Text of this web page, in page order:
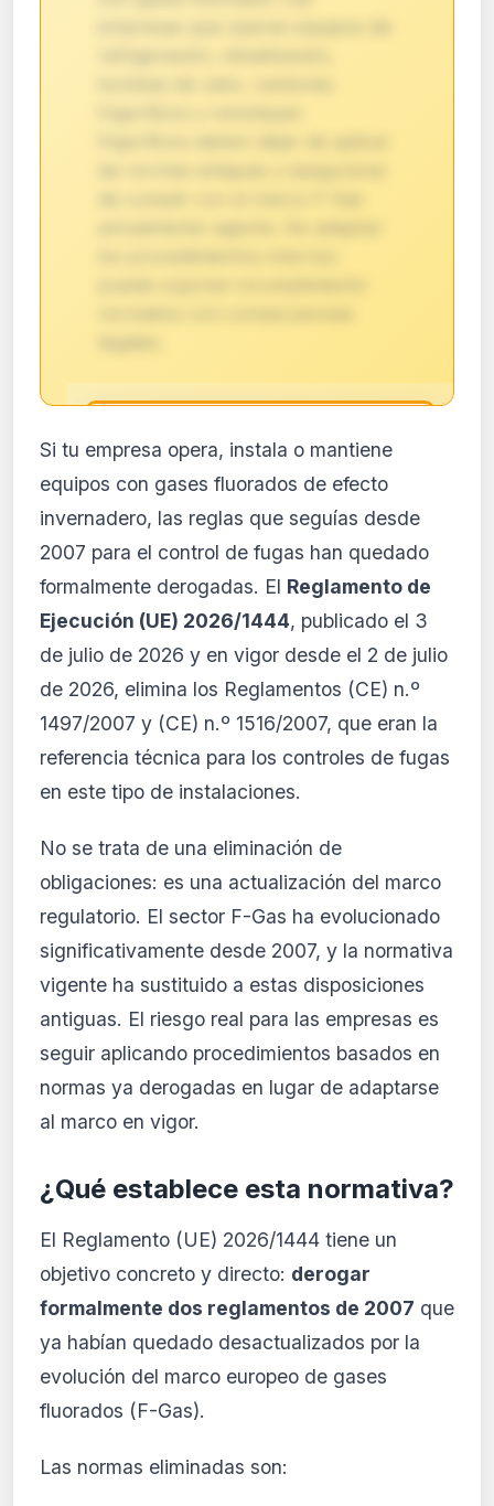
🔒
Análisis de impacto reservado
para suscriptores
El análisis detallado del impacto de esta
normativa está disponible con los planes
completo y recibe alertas personalizadas.
Ver planes
Crear mi cuenta
Desde 9,99 €/mes · Cancela cuando quieras
Si tu empresa opera, instala o mantiene
equipos con gases fluorados de efecto
invernadero, las reglas que seguías desde
2007 para el control de fugas han quedado
formalmente derogadas. El Reglamento de
Ejecución (UE) 2026/1444, publicado el 3
de julio de 2026 y en vigor desde el 2 de julio
de 2026, elimina los Reglamentos (CE) n.º
1497/2007 y (CE) n.º 1516/2007, que eran la
referencia técnica para los controles de fugas
en este tipo de instalaciones.
No se trata de una eliminación de
obligaciones: es una actualización del marco
regulatorio. El sector F-Gas ha evolucionado
significativamente desde 2007, y la normativa
vigente ha sustituido a estas disposiciones
antiguas. El riesgo real para las empresas es
seguir aplicando procedimientos basados en
normas ya derogadas en lugar de adaptarse
al marco en vigor.
¿Qué establece esta normativa?
El Reglamento (UE) 2026/1444 tiene un
objetivo concreto y directo: derogar
formalmente dos reglamentos de 2007 que
ya habían quedado desactualizados por la
evolución del marco europeo de gases
fluorados (F-Gas).
Las normas eliminadas son: